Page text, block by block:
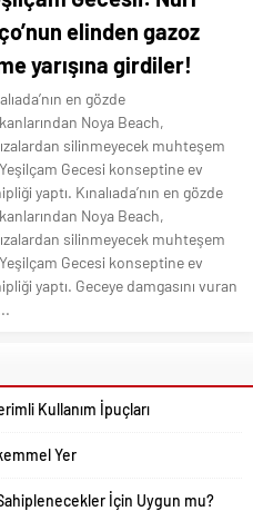
elinden gazoz
yarışına girdiler!
en gözde
Noya Beach,
silinmeyecek muhteşem
Gecesi konseptine ev
yaptı. Kınalıada’nın en gözde
Noya Beach,
silinmeyecek muhteşem
Gecesi konseptine ev
yaptı. Geceye damgasını vuran
Kullanım İpuçları
Yer
İçin Uygun mu?